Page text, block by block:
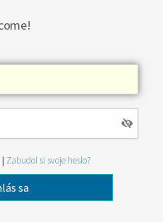
Zabudol si svoje heslo?